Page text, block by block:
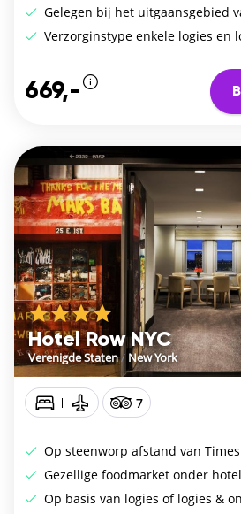
Gelegen bij het uitgaansgebied
Verzorginstype enkele logies en
669,-
Hotel Row NYC
Verenigde Staten/ New York
7
Op steenworp afstand van
Gezellige foodmarket onder hotel
Op basis van logies of logies &